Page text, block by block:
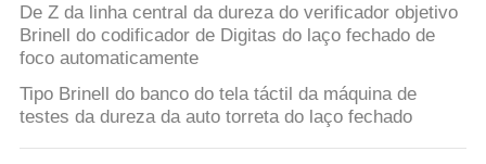
De Z da linha central da dureza do verificador objetivo
Brinell do codificador de Digitas do laço fechado de
foco automaticamente
Tipo Brinell do banco do tela táctil da máquina de
testes da dureza da auto torreta do laço fechado